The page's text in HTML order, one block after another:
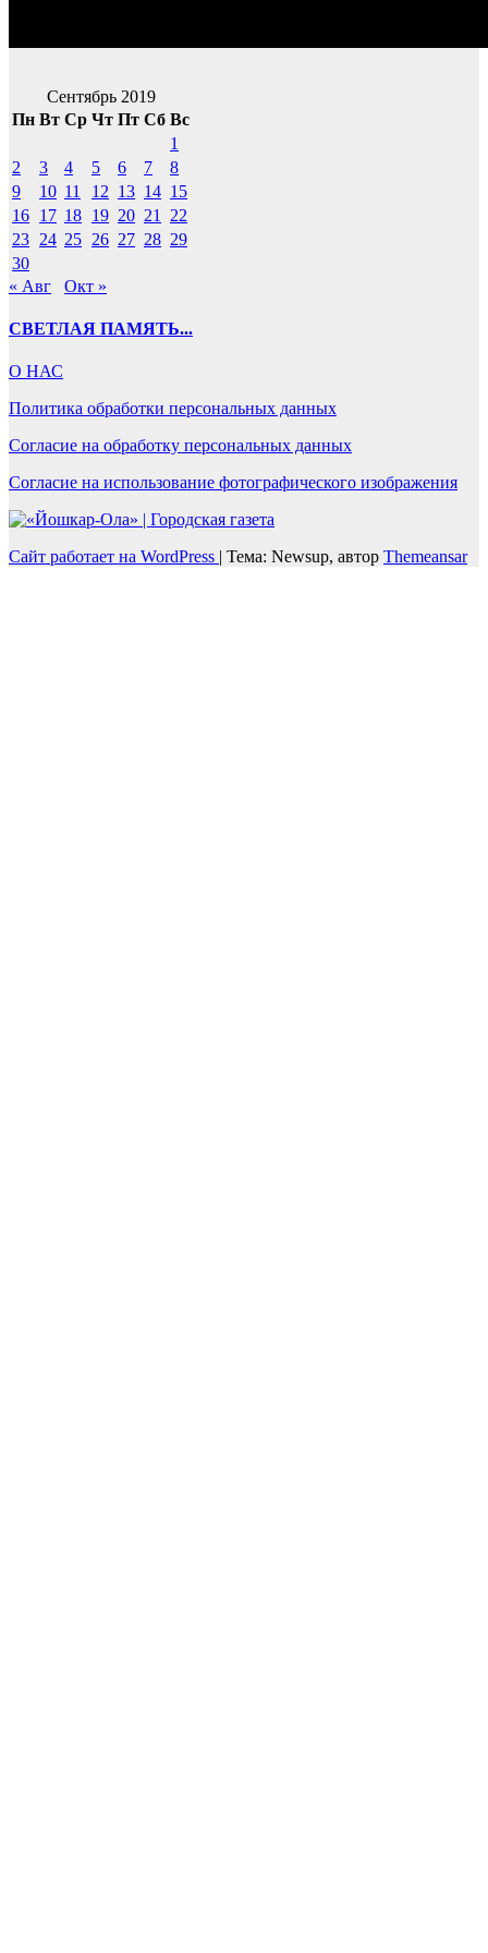
Сентябрь 2019
Пн Вт Ср Чт Пт Сб Вс
1
2
3 4 5 6 7
8
9
10 11 12 13 14 15
16 17 18 19 20 21
22
23 24 25 26 27 28 29
30
« Авг
Окт »
СВЕТЛАЯ ПАМЯТЬ...
О НАС
Политика обработки персональных данных
Согласие на обработку персональных данных
Согласие на использование фотографического изображения
Сайт работает на WordPress | Тема: Newsup, автор Themeansar